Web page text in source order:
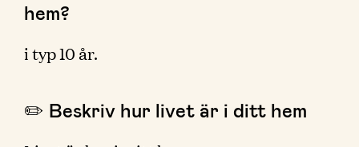
hem?
i typ 10 år.
✏️ Beskriv hur livet är i ditt hem